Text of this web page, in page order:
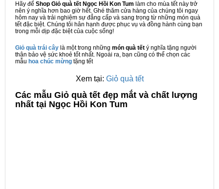
Hãy để Shop Giỏ quà tết Ngọc Hồi Kon Tum làm cho mùa tết này trở
nên ý nghĩa hơn bao giờ hết. Ghé thăm cửa hàng của chúng tôi ngay
hôm nay và trải nghiệm sự đẳng cấp và sang trọng từ những món quà
tết đặc biệt. Chúng tôi hân hạnh được phục vụ và đồng hành cùng bạn
trong mỗi dịp đặc biệt của cuộc sống!
Giỏ quà trái cây là một trong những món quà tết ý nghĩa tặng người
thân bảo vệ sức khoẻ tốt nhất. Ngoài ra, bạn cũng có thể chọn các
mẫu hoa chúc mừng tặng tết
Xem tại: Giỏ quà tết
Các mẫu Giỏ quà tết đẹp mắt và chất lượng
nhất tại Ngọc Hồi Kon Tum